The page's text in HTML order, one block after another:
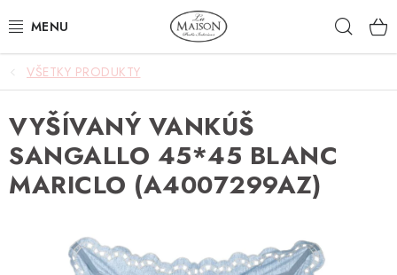
na
NOVINKY
AKCIA
ZÁHRADA
SVIETIDLÁ
VŠETKY PRODUKTY
VYŠÍVANÝ VANKÚŠ
SANGALLO 45*45 BLANC
MARICLO (A4007299AZ)